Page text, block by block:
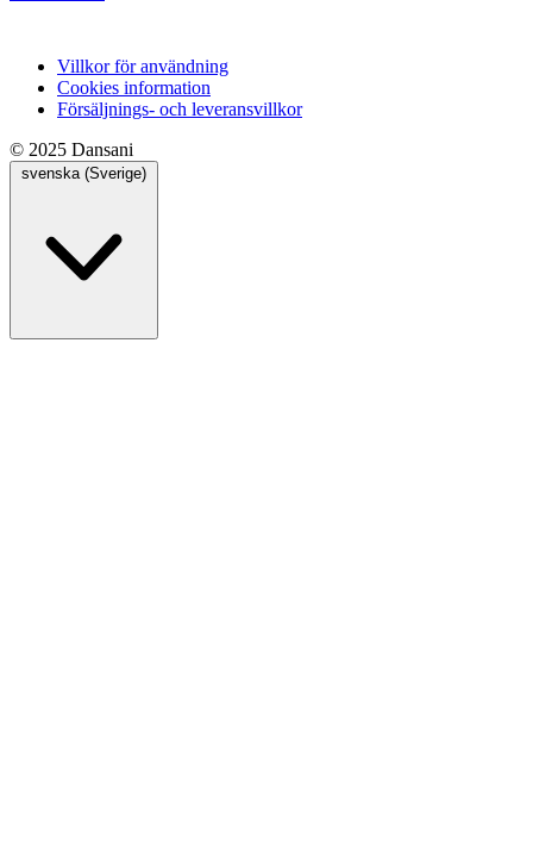
Villkor för användning
Cookies information
Försäljnings- och leveransvillkor
© 2025 Dansani
svenska (Sverige)